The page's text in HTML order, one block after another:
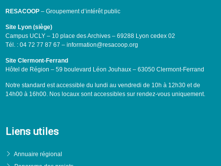
RESACOOP– Groupement d’intérêt public
Site Lyon (siège)
Campus UCLY – 10 place des Archives – 69288 Lyon cedex 02
Tél. : 04 72 77 87 67 – information@resacoop.org
Site Clermont-Ferrand
Hôtel de Région – 59 boulevard Léon Jouhaux – 63050 Clermont-Ferrand
Notre standard est accessible du lundi au vendredi de 10h à 12h30 et de
14h00 à 16h00. Nos locaux sont accessibles sur rendez-vous uniquement.
Liens utiles
Annuaire régional